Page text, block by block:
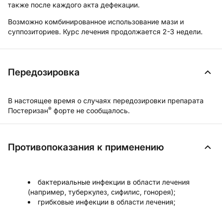
также после каждого акта дефекации.
Возможно комбинированное использование мази и
суппозиториев. Курс лечения продолжается 2-3 недели.
Передозировка
В настоящее время о случаях передозировки препарата
Постеризан® форте не сообщалось.
Противопоказания к применению
бактериальные инфекции в области лечения
(например, туберкулез, сифилис, гонорея);
грибковые инфекции в области лечения;